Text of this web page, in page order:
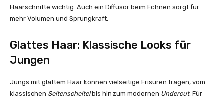
Haarschnitte wichtig. Auch ein Diffusor beim Föhnen sorgt für
mehr Volumen und Sprungkraft.
Glattes Haar: Klassische Looks für
Jungen
Jungs mit glattem Haar können vielseitige Frisuren tragen, vom
klassischen Seitenscheitelbis hin zum modernen Undercut. Für